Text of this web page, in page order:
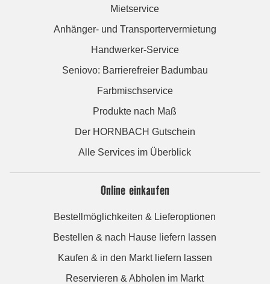
Mietservice
Anhänger- und Transportervermietung
Handwerker-Service
Seniovo: Barrierefreier Badumbau
Farbmischservice
Produkte nach Maß
Der HORNBACH Gutschein
Alle Services im Überblick
Online einkaufen
Bestellmöglichkeiten & Lieferoptionen
Bestellen & nach Hause liefern lassen
Kaufen & in den Markt liefern lassen
Reservieren & Abholen im Markt